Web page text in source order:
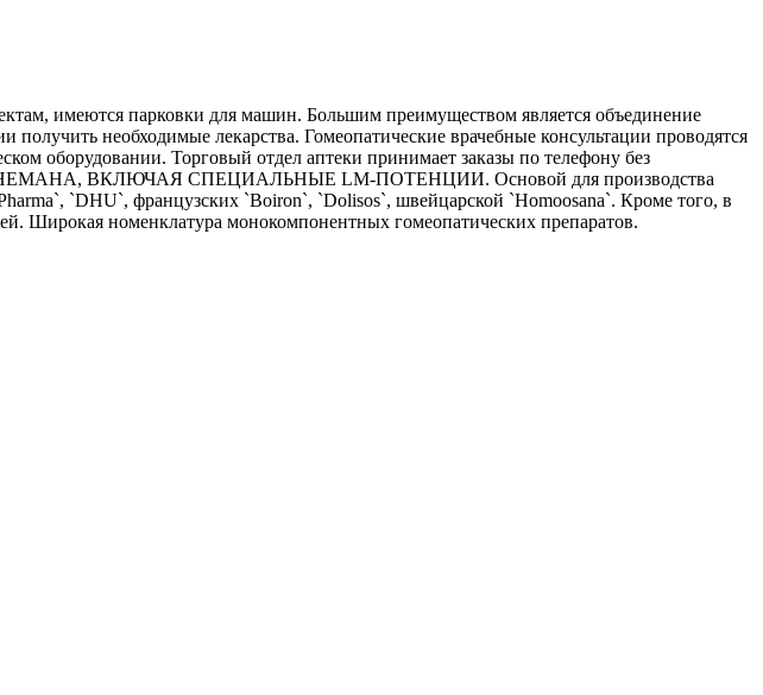
имеются парковки для машин. Большим преимуществом является объединение
необходимые лекарства. Гомеопатические врачебные консультации проводятся
оборудовании. Торговый отдел аптеки принимает заказы по телефону без
ВКЛЮЧАЯ СПЕЦИАЛЬНЫЕ LM-ПОТЕНЦИИ. Основой для производства
`DHU`, французских `Boiron`, `Dolisos`, швейцарской `Homoosana`. Кроме того, в
Широкая номенклатура монокомпонентных гомеопатических препаратов.